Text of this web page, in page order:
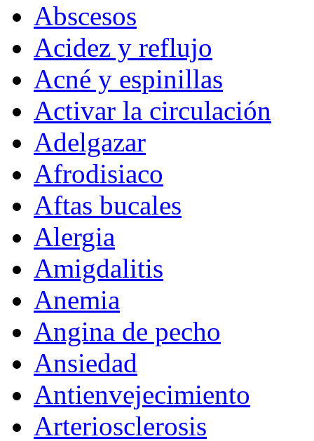
Abscesos
Acidez y reflujo
Acné y espinillas
Activar la circulación
Adelgazar
Afrodisiaco
Aftas bucales
Alergia
Amigdalitis
Anemia
Angina de pecho
Ansiedad
Antienvejecimiento
Arteriosclerosis